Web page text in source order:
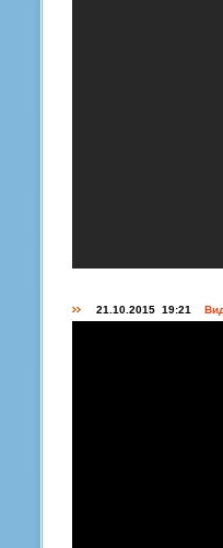
21.10.2015 19:21